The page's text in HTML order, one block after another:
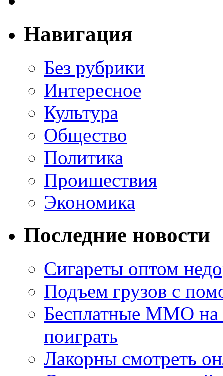
Навигация
Без рубрики
Интересное
Культура
Общество
Политика
Проишествия
Экономика
Последние новости
Сигареты оптом
Подъем грузов с
Бесплатные MMO
поиграть
Лакорны смотреть